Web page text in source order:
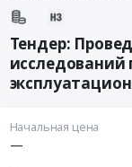
Тендер:
исследований
Начальная цена
—